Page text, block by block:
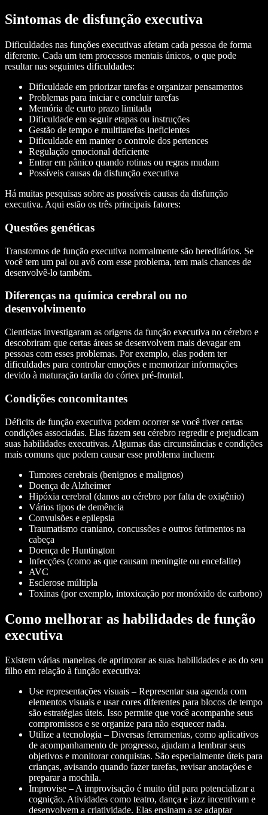
Sintomas de disfunção executiva
Dificuldades nas funções executivas afetam cada pessoa de forma
diferente. Cada um tem processos mentais únicos, o que pode
resultar nas seguintes dificuldades:
Dificuldade em priorizar tarefas e organizar pensamentos
Problemas para iniciar e concluir tarefas
Memória de curto prazo limitada
Dificuldade em seguir etapas ou instruções
Gestão de tempo e multitarefas ineficientes
Dificuldade em manter o controle dos pertences
Regulação emocional deficiente
Entrar em pânico quando rotinas ou regras mudam
Possíveis causas da disfunção executiva
Há muitas pesquisas sobre as possíveis causas da disfunção
executiva. Aqui estão os três principais fatores:
Questões genéticas
Transtornos de função executiva normalmente são hereditários. Se
você tem um pai ou avô com esse problema, tem mais chances de
desenvolvê-lo também.
Diferenças na química cerebral ou no
desenvolvimento
Cientistas investigaram as origens da função executiva no cérebro e
descobriram que certas áreas se desenvolvem mais devagar em
pessoas com esses problemas. Por exemplo, elas podem ter
dificuldades para controlar emoções e memorizar informações
devido à maturação tardia do córtex pré-frontal.
Condições concomitantes
Déficits de função executiva podem ocorrer se você tiver certas
condições associadas. Elas fazem seu cérebro regredir e prejudicam
suas habilidades executivas. Algumas das circunstâncias e condições
mais comuns que podem causar esse problema incluem:
Tumores cerebrais (benignos e malignos)
Doença de Alzheimer
Hipóxia cerebral (danos ao cérebro por falta de oxigênio)
Vários tipos de demência
Convulsões e epilepsia
Traumatismo craniano, concussões e outros ferimentos na
cabeça
Doença de Huntington
Infecções (como as que causam meningite ou encefalite)
AVC
Esclerose múltipla
Toxinas (por exemplo, intoxicação por monóxido de carbono)
Como melhorar as habilidades de função
executiva
Existem várias maneiras de aprimorar as suas habilidades e as do seu
filho em relação à função executiva:
Use representações visuais – Representar sua agenda com
elementos visuais e usar cores diferentes para blocos de tempo
são estratégias úteis. Isso permite que você acompanhe seus
compromissos e se organize para não esquecer nada.
Utilize a tecnologia – Diversas ferramentas, como aplicativos
de acompanhamento de progresso, ajudam a lembrar seus
objetivos e monitorar conquistas. São especialmente úteis para
crianças, avisando quando fazer tarefas, revisar anotações e
preparar a mochila.
Improvise – A improvisação é muito útil para potencializar a
cognição. Atividades como teatro, dança e jazz incentivam e
desenvolvem a criatividade. Elas ensinam a se adaptar